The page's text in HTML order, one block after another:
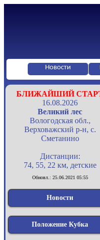
Новости
БЛИЖАЙШИЙ
16.08.2026
Великий лес
Вологодская обл.,
Верховажский р-н, с.
Сметанино
Дистанции:
74, 55, 22 км, детские
Обновл.: 25.06.2021 05:55
Новости
Положение Кубка